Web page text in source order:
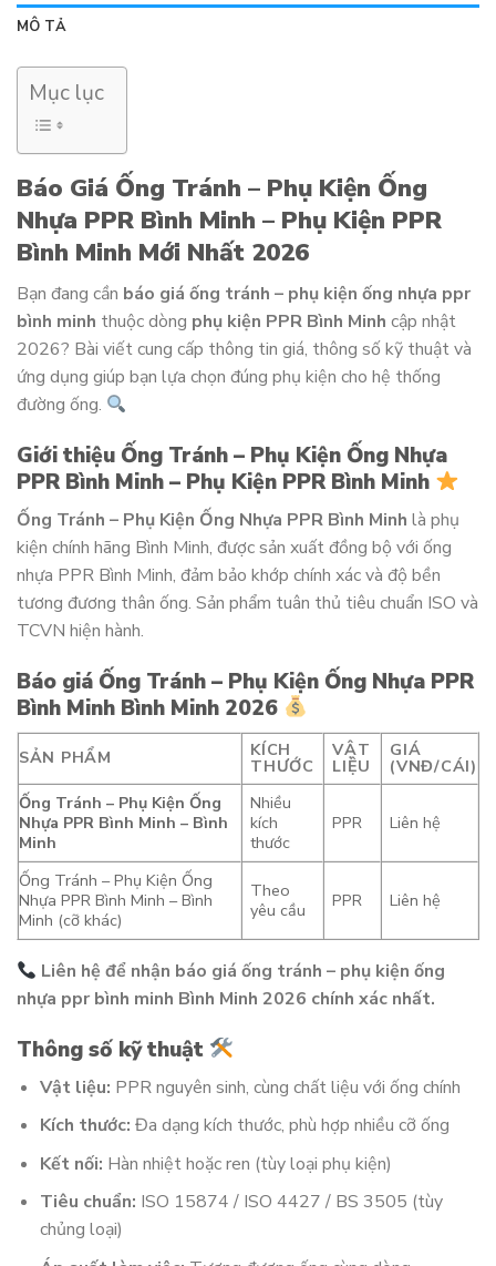
MÔ TẢ
Mục lục
Báo Giá Ống Tránh – Phụ Kiện Ống
Nhựa PPR Bình Minh – Phụ Kiện PPR
Bình Minh Mới Nhất 2026
Bạn đang cần báo giá ống tránh – phụ kiện ống nhựa ppr
bình minh thuộc dòng phụ kiện PPR Bình Minh cập nhật
2026? Bài viết cung cấp thông tin giá, thông số kỹ thuật và
ứng dụng giúp bạn lựa chọn đúng phụ kiện cho hệ thống
đường ống.
Giới thiệu Ống Tránh – Phụ Kiện Ống Nhựa
PPR Bình Minh – Phụ Kiện PPR Bình Minh
Ống Tránh – Phụ Kiện Ống Nhựa PPR Bình Minh là phụ
kiện chính hãng Bình Minh, được sản xuất đồng bộ với ống
nhựa PPR Bình Minh, đảm bảo khớp chính xác và độ bền
tương đương thân ống. Sản phẩm tuân thủ tiêu chuẩn ISO và
TCVN hiện hành.
Báo giá Ống Tránh – Phụ Kiện Ống Nhựa PPR
Bình Minh Bình Minh 2026
SẢN PHẨM KÍCH
THƯỚC
VẬT
LIỆU
GIÁ
(VNĐ/CÁI)
Ống Tránh – Phụ Kiện Ống
Nhựa PPR Bình Minh – Bình
Minh
Nhiều
kích
thước
PPR Liên hệ
Ống Tránh – Phụ Kiện Ống
Nhựa PPR Bình Minh – Bình
Minh (cỡ khác)
Theo
yêu cầu
PPR Liên hệ
Liên hệ để nhận báo giá ống tránh – phụ kiện ống
nhựa ppr bình minh Bình Minh 2026 chính xác nhất.
Thông số kỹ thuật
Vật liệu: PPR nguyên sinh, cùng chất liệu với ống chính
Kích thước: Đa dạng kích thước, phù hợp nhiều cỡ ống
Kết nối: Hàn nhiệt hoặc ren (tùy loại phụ kiện)
Tiêu chuẩn: ISO 15874 / ISO 4427 / BS 3505 (tùy
chủng loại)